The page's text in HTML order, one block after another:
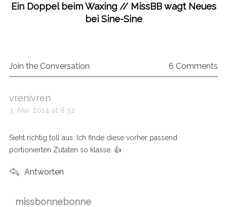
Ein Doppel beim Waxing // MissBB wagt Neues
bei Sine-Sine
Join the Conversation 6 Comments
s
a
s
:
vrenivren
3. Mai 2014 at 8:51
Sieht richtig toll aus. Ich finde diese vorher passend
portionierten Zutaten so klasse. 👍
Antworten
s
missbonnebonne